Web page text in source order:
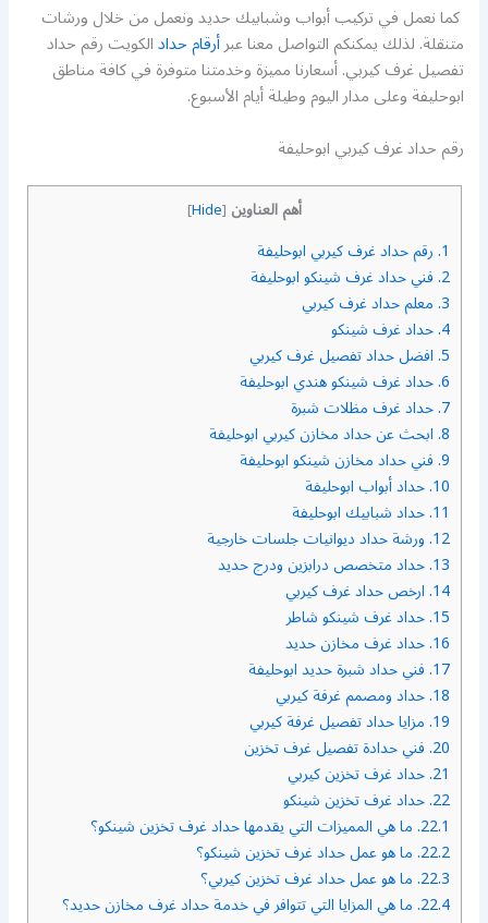
كما نعمل في تركيب أبواب وشبابيك حديد ونعمل من خلال ورشات
متنقلة. لذلك يمكنكم التواصل معنا عبرأرقام حدادالكويت رقم حداد
تفصيل غرف كيربي. أسعارنا مميزة وخدمتنا متوفرة في كافة مناطق
ابوحليفة وعلى مدار اليوم وطيلة أيام الأسبوع.
رقم حداد غرف كيربي ابوحليفة
أهم العناوين [
Hide
]
1. رقم حداد غرف كيربي ابوحليفة
2. فني حداد غرف شينكو ابوحليفة
3. معلم حداد غرف كيربي
4. حداد غرف شينكو
5. افضل حداد تفصيل غرف كيربي
6. حداد غرف شينكو هندي ابوحليفة
7. حداد غرف مظلات شبرة
8. ابحث عن حداد مخازن كيربي ابوحليفة
9. فني حداد مخازن شينكو ابوحليفة
10. حداد أبواب ابوحليفة
11. حداد شبابيك ابوحليفة
12. ورشة حداد ديوانيات جلسات خارجية
13. حداد متخصص درابزين ودرج حديد
14. ارخص حداد غرف كيربي
15. حداد غرف شينكو شاطر
16. حداد غرف مخازن حديد
17. فني حداد شبرة حديد ابوحليفة
18. حداد ومصمم غرفة كيربي
19. مزايا حداد تفصيل غرفة كيربي
20. فني حدادة تفصيل غرف تخزين
21. حداد غرف تخزين كيربي
22. حداد غرف تخزين شينكو
22.1. ما هي المميزات التي يقدمها حداد غرف تخزين شينكو؟
22.2. ما هو عمل حداد غرف تخزين شينكو؟
22.3. ما هو عمل حداد غرف تخزين كيربي؟
22.4. ما هي المزايا التي تتوافر في خدمة حداد غرف مخازن حديد؟